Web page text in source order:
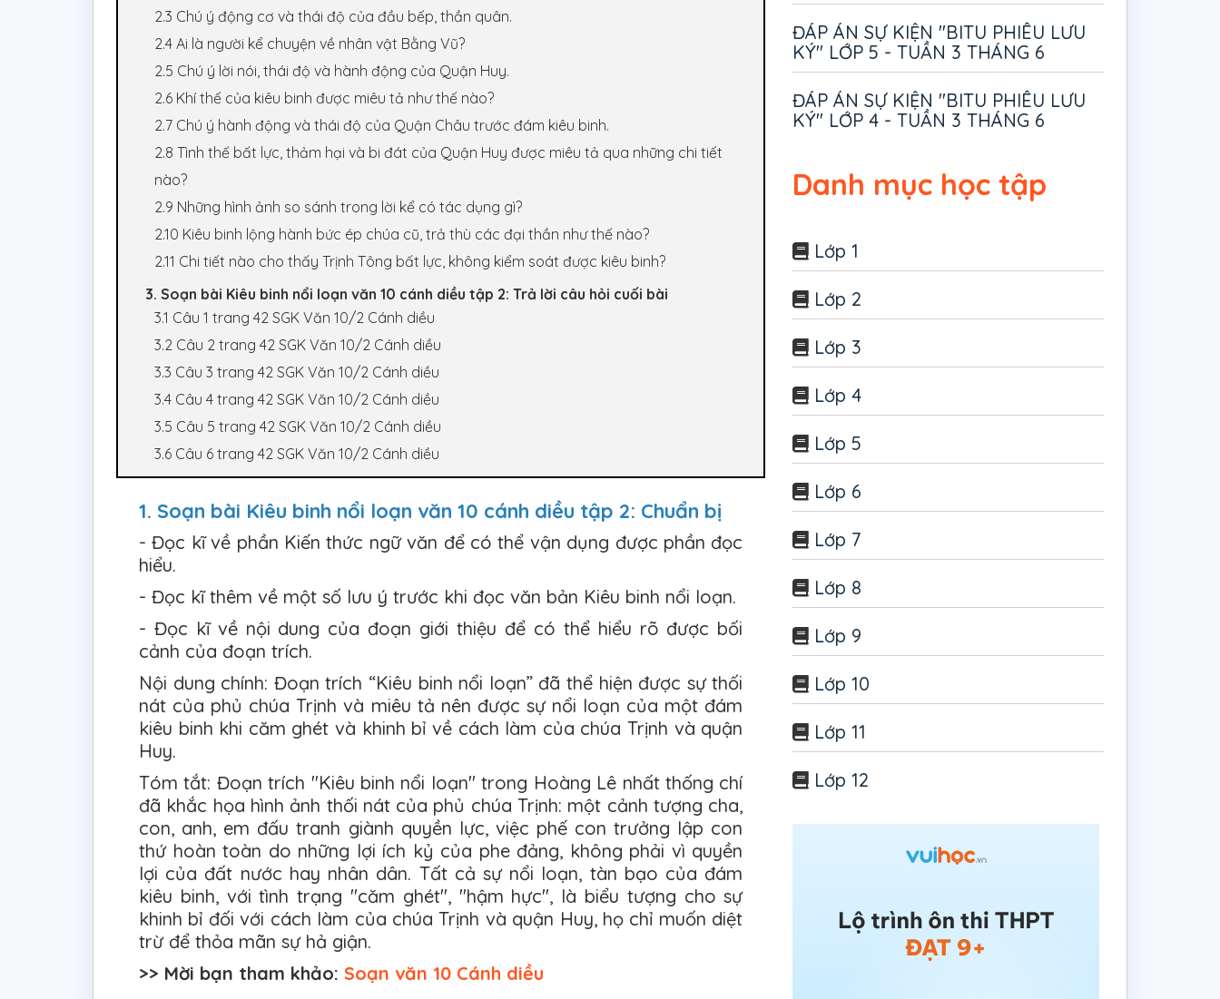
2.3 Chú ý động cơ và thái độ của đầu bếp, thần quân.
2.4 Ai là người kể chuyện về nhân vật Bằng Vũ?
2.5 Chú ý lời nói, thái độ và hành động của Quận Huy.
2.6 Khí thế của kiêu binh được miêu tả như thế nào?
2.7 Chú ý hành động và thái độ của Quận Châu trước đám kiêu binh.
2.8 Tình thế bất lực, thảm hại và bi đát của Quận Huy được miêu tả qua những chi tiết
nào?
2.9 Những hình ảnh so sánh trong lời kể có tác dụng gì?
2.10 Kiêu binh lộng hành bức ép chúa cũ, trả thù các đại thần như thế nào?
2.11 Chi tiết nào cho thấy Trịnh Tông bất lực, không kiểm soát được kiêu binh?
3. Soạn bài Kiêu binh nổi loạn văn 10 cánh diều tập 2: Trả lời câu hỏi cuối bài
3.1 Câu 1 trang 42 SGK Văn 10/2 Cánh diều
3.2 Câu 2 trang 42 SGK Văn 10/2 Cánh diều
3.3 Câu 3 trang 42 SGK Văn 10/2 Cánh diều
3.4 Câu 4 trang 42 SGK Văn 10/2 Cánh diều
3.5 Câu 5 trang 42 SGK Văn 10/2 Cánh diều
3.6 Câu 6 trang 42 SGK Văn 10/2 Cánh diều
1. Soạn bài Kiêu binh nổi loạn văn 10 cánh diều tập 2: Chuẩn bị
- Đọc kĩ về phần Kiến thức ngữ văn để có thể vận dụng được phần đọc
hiểu.
- Đọc kĩ thêm về một số lưu ý trước khi đọc văn bản Kiêu binh nổi loạn.
- Đọc kĩ về nội dung của đoạn giới thiệu để có thể hiểu rõ được bối
cảnh của đoạn trích.
Nội dung chính: Đoạn trích “Kiêu binh nổi loạn” đã thể hiện được sự thối
nát của phủ chúa Trịnh và miêu tả nên được sự nổi loạn của một đám
kiêu binh khi căm ghét và khinh bỉ về cách làm của chúa Trịnh và quận
Huy.
Tóm tắt: Đoạn trích "Kiêu binh nổi loạn" trong Hoàng Lê nhất thống chí
đã khắc họa hình ảnh thối nát của phủ chúa Trịnh: một cảnh tượng cha,
con, anh, em đấu tranh giành quyền lực, việc phế con trưởng lập con
thứ hoàn toàn do những lợi ích kỷ của phe đảng, không phải vì quyền
lợi của đất nước hay nhân dân. Tất cả sự nổi loạn, tàn bạo của đám
kiêu binh, với tình trạng "căm ghét", "hậm hực", là biểu tượng cho sự
khinh bỉ đối với cách làm của chúa Trịnh và quận Huy, họ chỉ muốn diệt
trừ để thỏa mãn sự hả giận.
>> Mời bạn tham khảo: Soạn văn 10 Cánh diều
ĐÁP ÁN SỰ KIỆN "BITU PHIÊU LƯU
KÝ" LỚP 5 - TUẦN 3 THÁNG 6
ĐÁP ÁN SỰ KIỆN "BITU PHIÊU LƯU
KÝ" LỚP 4 - TUẦN 3 THÁNG 6
Danh mục học tập
Lớp 1
Lớp 2
Lớp 3
Lớp 4
Lớp 5
Lớp 6
Lớp 7
Lớp 8
Lớp 9
Lớp 10
Lớp 11
Lớp 12